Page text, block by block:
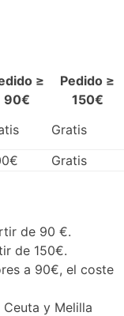
≥
90€
Pedido ≥
150€
Gratis
Gratis
de 90 €.
de 150€.
a 90€, el coste
Ceuta y Melilla